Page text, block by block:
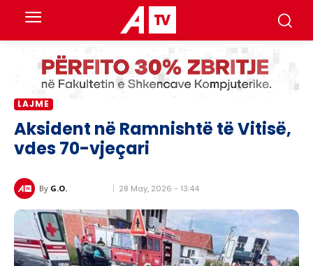
LAJME
Aksident në Ramnishtë të Vitisë,
vdes 70-vjeçari
By G.O. 28 May, 2026 - 13:44